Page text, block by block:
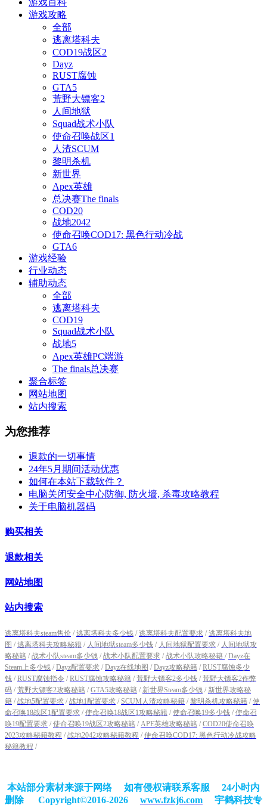
游戏攻略
全部
逃离塔科夫
COD19战区2
Dayz
RUST腐蚀
GTA5
荒野大镖客2
人间地狱
Squad战术小队
使命召唤战区1
人渣SCUM
黎明杀机
新世界
Apex英雄
总决赛The finals
COD20
战地2042
使命召唤COD17: 黑色行动冷战
GTA6
游戏经验
行业动态
辅助动态
全部
逃离塔科夫
COD19
Squad战术小队
战地5
Apex英雄PC端游
The finals总决赛
聚合标签
网站地图
站内搜索
为您推荐
退款的一切事情
24年5月期间活动优惠
如何在本站下载软件？
电脑关闭安全中心防御, 防火墙, 杀毒攻略教程
关于电脑机器码
购买相关
退款相关
网站地图
站内搜索
逃离塔科夫steam售价 / 逃离塔科夫多少钱 / 逃离塔科夫配置要求 / 逃离塔科夫地
图 / 逃离塔科夫攻略秘籍 / 人间地狱steam多少钱 / 人间地狱配置要求 / 人间地狱攻
略秘籍 / 战术小队steam多少钱 / 战术小队配置要求 / 战术小队攻略秘籍 / Dayz在
Steam上多少钱 / Dayz配置要求 / Dayz在线地图 / Dayz攻略秘籍 / RUST腐蚀多少
钱 / RUST腐蚀指令 / RUST腐蚀攻略秘籍 / 荒野大镖客2多少钱 / 荒野大镖客2作弊
码 / 荒野大镖客2攻略秘籍 / GTA5攻略秘籍 / 新世界Steam多少钱 / 新世界攻略秘
籍 / 战地5配置要求 / 战地1配置要求 / SCUM人渣攻略秘籍 / 黎明杀机攻略秘籍 / 使
命召唤18战区1配置要求 / 使命召唤18战区1攻略秘籍 / 使命召唤19多少钱 / 使命召
唤19配置要求 / 使命召唤19战区2攻略秘籍 / APE英雄攻略秘籍 / COD20使命召唤
2023攻略秘籍教程 / 战地2042攻略秘籍教程 / 使命召唤COD17: 黑色行动冷战攻略
秘籍教程 /
本站部分素材来源于网络 如有侵权请联系客服 24小时内
删除
Copyright©2016-2026 www.fzkj6.com 宇鹤科技专